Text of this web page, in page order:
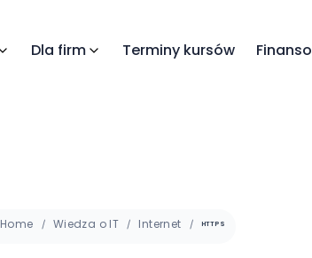
Dla firm Terminy kursów
Home Wiedza o IT Internet HTTPS